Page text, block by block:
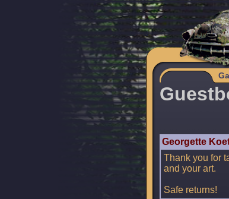
Georgette
Thank you for
and your art.
Safe returns!